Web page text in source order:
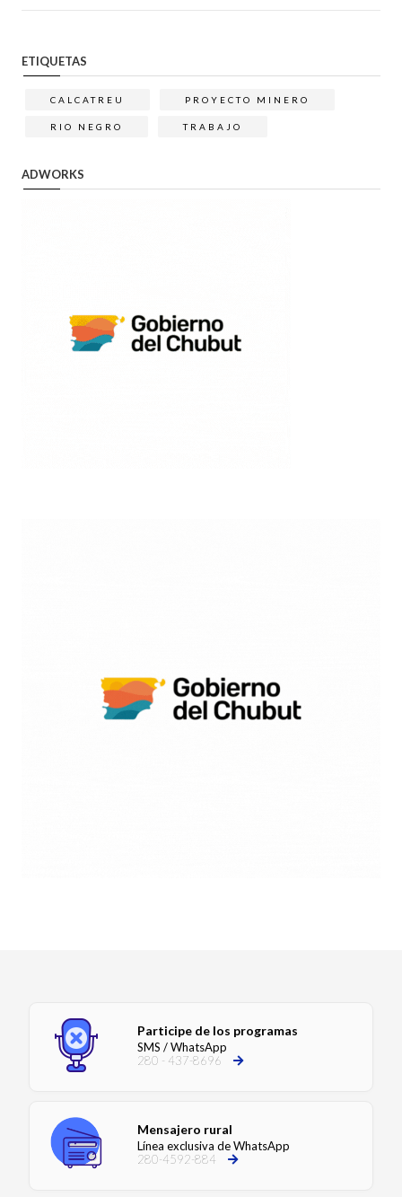
ETIQUETAS
CALCATREU PROYECTO MINERO
RIO NEGRO TRABAJO
ADWORKS
Participe de los programas
SMS / WhatsApp
280 - 437-8696
Mensajero rural
Línea exclusiva de WhatsApp
280-4592-884